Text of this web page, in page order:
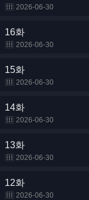
2026-06-30
16화
2026-06-30
15화
2026-06-30
14화
2026-06-30
13화
2026-06-30
12화
2026-06-30